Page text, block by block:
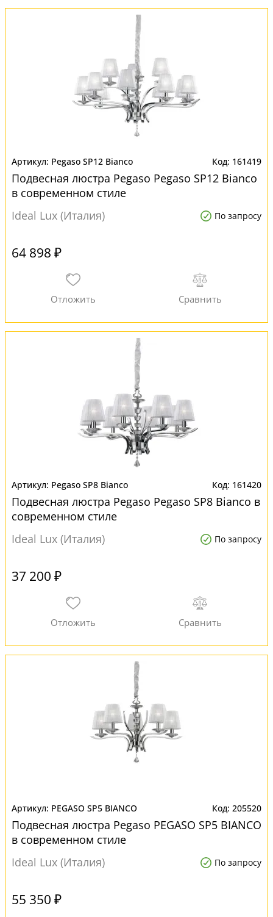
Pegaso SP12 Bianco 161419
Подвесная люстра Pegaso Pegaso SP12 Bianco
в современном стиле
Ideal Lux (Италия)
По запросу
64 898 ₽
Pegaso SP8 Bianco 161420
Подвесная люстра Pegaso Pegaso SP8 Bianco в
современном стиле
Ideal Lux (Италия)
По запросу
37 200 ₽
PEGASO SP5 BIANCO 205520
Подвесная люстра Pegaso PEGASO SP5 BIANCO
в современном стиле
Ideal Lux (Италия)
По запросу
55 350 ₽